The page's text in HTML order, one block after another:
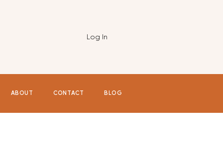
Log In
ABOUT CONTACT BLOG